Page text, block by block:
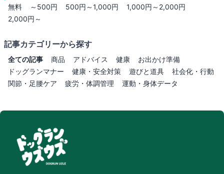
無料
～500円 500円～1,000円
1,000円～2,000円
2,000円～
記事カテゴリーから探す
全ての記事 商品 アドバイス 健康
お出かけ準備
ドッグランマナー
健康・安全対策 遊びと道具
社会化・行動
関節・足腰ケア
疲労・体調管理 運動・身体データ